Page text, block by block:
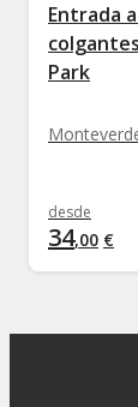
Entrada
Park
desde
34,00 €